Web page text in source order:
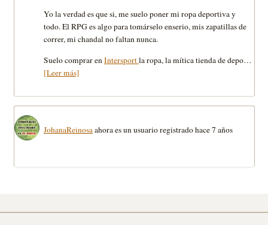
Yo la verdad es que si, me suelo poner mi ropa deportiva y
todo. El RPG es algo para tomárselo enserio, mis zapatillas de
correr, mi chandal no faltan nunca.
Suelo comprar enIntersportla ropa, la mítica tienda de depo…
[Leer más]
JohanaReinosaahora es un usuario registradohace 7 años